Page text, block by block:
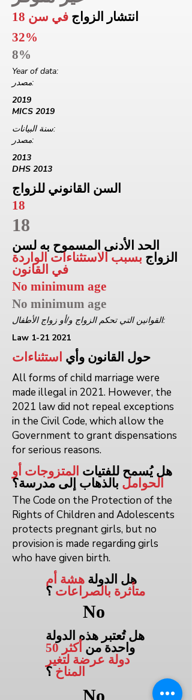
انتشار الزواج في سن 18
32%
8%
Year of data:
مصدر:
2019
MICS 2019
سنة البيانات:
مصدر:
2013
DHS 2013
السن القانوني للزواج
18
18
الحد الأدنى المسموح به لسن
الزواج بسبب الاستثناءات الواردة
في القانون
No minimum age
No minimum age
القوانين التي تحكم الزواج و/أو زواج الأطفال:
Law 1-21 2021
حول القانون وأي استثناءات
All forms of child marriage were
made illegal in 2021. However, the
2021 law did not repeal exceptions
in the Civil Code, which allow the
Government to grant dispensations
for serious reasons.
هل يُسمح للفتيات المتزوجات أو
الحوامل بالذهاب إلى مدرسة؟
The Code on the Protection of the
Rights of Children and Adolescents
protects pregnant girls, but no
provision is made regarding girls
who have given birth.
هل الدولة هشة أم
متأثرة بالصراعات ؟
No
هل تُعتبر هذه الدولة
واحدة من
أكثر 50
دولة عرضة لتغير
المناخ ؟
No